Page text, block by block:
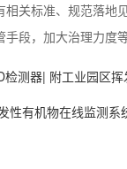
相关标准、规范落地
段，加大治理力度等
检测器| 附工业园区
性有机物在线监测系